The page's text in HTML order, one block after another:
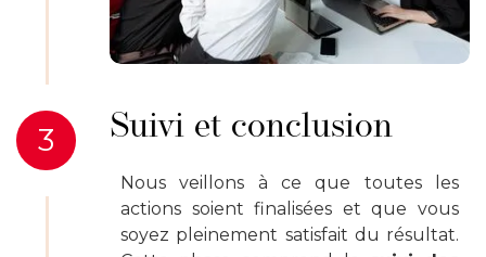
3 Suivi et conclusion
Nous veillons à ce que toutes les
actions soient finalisées et que vous
soyez pleinement satisfait du résultat.